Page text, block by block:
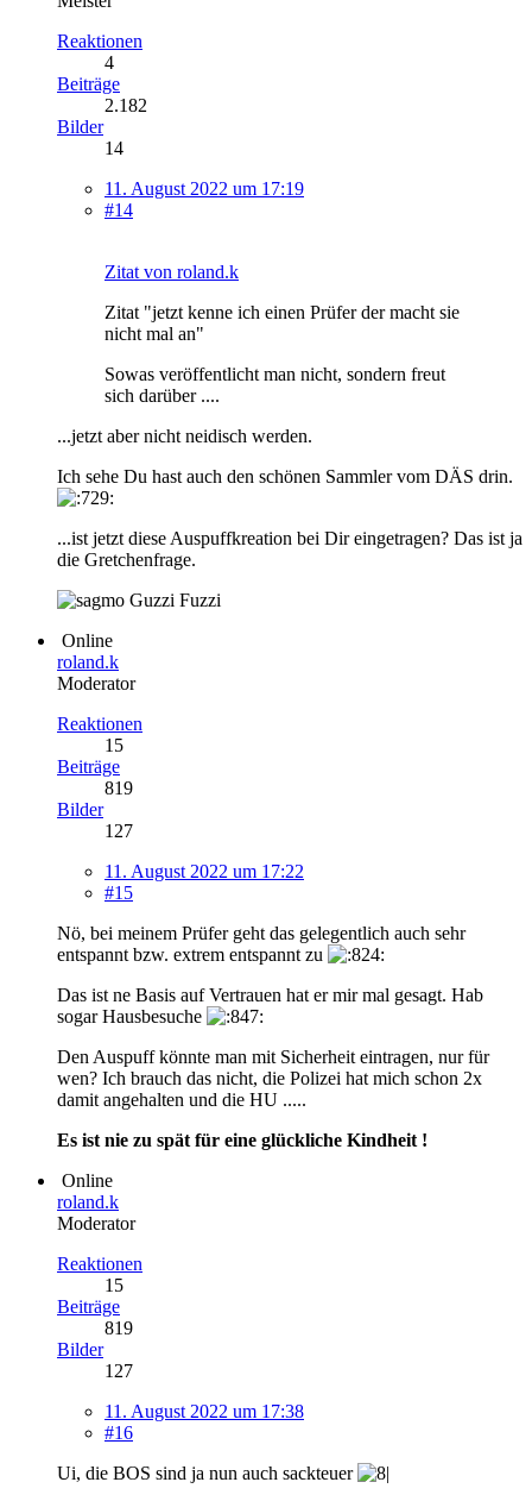
Reaktionen
4
Beiträge
2.182
Bilder
14
11. August 2022 um 17:19
#14
Zitat von roland.k
Zitat "jetzt kenne ich einen Prüfer der macht sie
nicht mal an"
Sowas veröffentlicht man nicht, sondern freut
sich darüber ....
...jetzt aber nicht neidisch werden.
Ich sehe Du hast auch den schönen Sammler vom DÄS drin.
...ist jetzt diese Auspuffkreation bei Dir eingetragen? Das ist ja
die Gretchenfrage.
Guzzi Fuzzi
Online
roland.k
Moderator
Reaktionen
15
Beiträge
819
Bilder
127
11. August 2022 um 17:22
#15
Nö, bei meinem Prüfer geht das gelegentlich auch sehr
entspannt bzw. extrem entspannt zu
Das ist ne Basis auf Vertrauen hat er mir mal gesagt. Hab
sogar Hausbesuche
Den Auspuff könnte man mit Sicherheit eintragen, nur für
wen? Ich brauch das nicht, die Polizei hat mich schon 2x
damit angehalten und die HU .....
Es ist nie zu spät für eine glückliche Kindheit !
Online
roland.k
Moderator
Reaktionen
15
Beiträge
819
Bilder
127
11. August 2022 um 17:38
#16
Ui, die BOS sind ja nun auch sackteuer